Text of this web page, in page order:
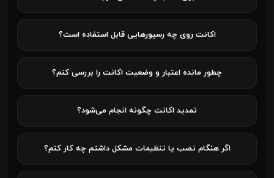
اکانت روی چه رسیورهایی قابل استفاده است؟
چطور مانده اعتبار و وضعیت اکانت را بررسی کنم؟
تمدید اکانت چگونه انجام می‌شود؟
اگر هنگام نصب یا تنظیمات مشکل داشتم چه کار کنم؟